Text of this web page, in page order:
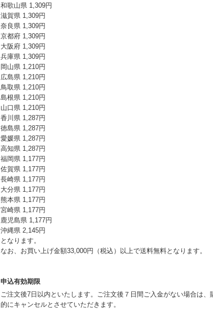
和歌山県 1,309円
滋賀県 1,309円
奈良県 1,309円
京都府 1,309円
大阪府 1,309円
兵庫県 1,309円
岡山県 1,210円
広島県 1,210円
鳥取県 1,210円
島根県 1,210円
山口県 1,210円
香川県 1,287円
徳島県 1,287円
愛媛県 1,287円
高知県 1,287円
福岡県 1,177円
佐賀県 1,177円
長崎県 1,177円
大分県 1,177円
熊本県 1,177円
宮崎県 1,177円
鹿児島県 1,177円
沖縄県 2,145円
となります。
なお、お買い上げ金額33,000円（税込）以上で送料無料となります。
申込有効期限
ご注文後7日以内といたします。ご注文後７日間ご入金がない場合は
的にキャンセルとさせていただきます。